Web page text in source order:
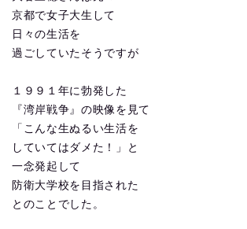
京都で女子大生して
日々の生活を
過ごしていたそうですが
１９９１年に勃発した
『湾岸戦争』の映像を見て
「こんな生ぬるい生活を
していてはダメた！」と
一念発起して
防衛大学校を目指された
とのことでした。